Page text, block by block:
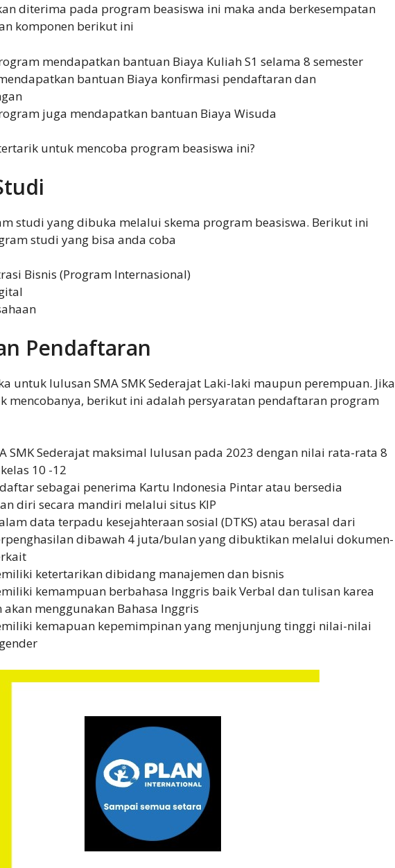
diterima pada program beasiswa ini maka anda berkesempatan
komponen berikut ini
mendapatkan bantuan Biaya Kuliah S1 selama 8 semester
bantuan Biaya konfirmasi pendaftaran dan
juga mendapatkan bantuan Biaya Wisuda
untuk mencoba program beasiswa ini?
studi yang dibuka melalui skema program beasiswa. Berikut ini
studi yang bisa anda coba
Bisnis (Program Internasional)
Pendaftaran
untuk lulusan SMA SMK Sederajat Laki-laki maupun perempuan. Jika
mencobanya, berikut ini adalah persyaratan pendaftaran program
SMK Sederajat maksimal lulusan pada 2023 dengan nilai rata-rata 8
10 -12
sebagai penerima Kartu Indonesia Pintar atau bersedia
diri secara mandiri melalui situs KIP
data terpadu kesejahteraan sosial (DTKS) atau berasal dari
dibawah 4 juta/bulan yang dibuktikan melalui dokumen-
ketertarikan dibidang manajemen dan bisnis
kemampuan berbahasa Inggris baik Verbal dan tulisan karea
menggunakan Bahasa Inggris
kemapuan kepemimpinan yang menjunjung tinggi nilai-nilai